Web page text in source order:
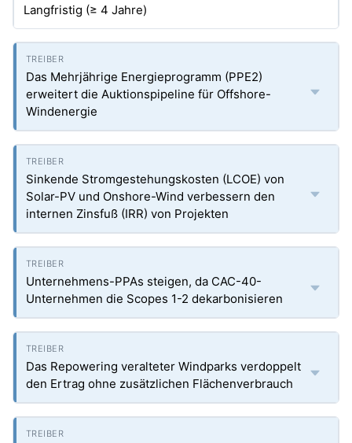
Langfristig (≥ 4 Jahre)
Das Mehrjährige Energieprogramm (PPE2)
erweitert die Auktionspipeline für Offshore-
Windenergie
Sinkende Stromgestehungskosten (LCOE) von
Solar-PV und Onshore-Wind verbessern den
internen Zinsfuß (IRR) von Projekten
Unternehmens-PPAs steigen, da CAC-40-
Unternehmen die Scopes 1-2 dekarbonisieren
Das Repowering veralteter Windparks verdoppelt
den Ertrag ohne zusätzlichen Flächenverbrauch